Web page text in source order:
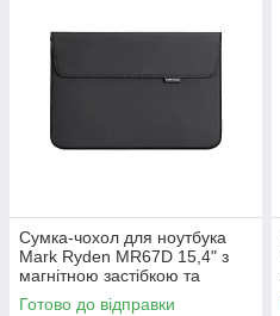
Сумка-чохол для ноутбука
Mark Ryden MR67D 15,4" з
магнітною застібкою та
м'якою підкладкою (Чорний)
Готово до відправки